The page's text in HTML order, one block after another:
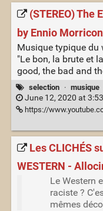
(STEREO) The
by Ennio
Musique typique du
"Le bon, la brute et
good, the bad and
selection · musique
June 12, 2020 at
https://www.youtube.com/
Les CLICHÉS
WESTERN -
Le Western
raciste ?
mêmes